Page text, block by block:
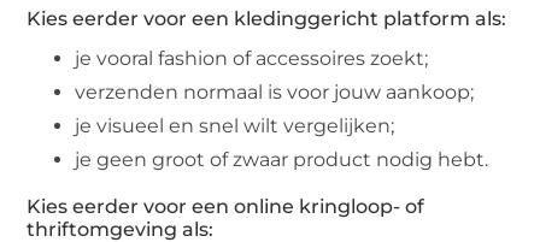
Kies eerder voor een kledinggericht platform als:
je vooral fashion of accessoires zoekt;
verzenden normaal is voor jouw aankoop;
je visueel en snel wilt vergelijken;
je geen groot of zwaar product nodig hebt.
Kies eerder voor een online kringloop- of
thriftomgeving als: